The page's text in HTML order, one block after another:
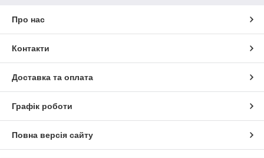
Про нас
Контакти
Доставка та оплата
Графік роботи
Повна версія сайту